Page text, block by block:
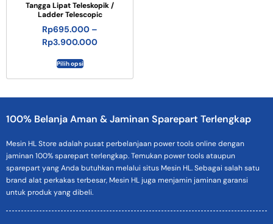
Tangga Lipat Teleskopik /
Ladder Telescopic
Rp695.000 –
Rp3.900.000
Pilih opsi
100% Belanja Aman & Jaminan Sparepart Terlengkap
Mesin HL Store adalah pusat perbelanjaan power tools online dengan
jaminan 100% sparepart terlengkap. Temukan power tools ataupun
sparepart yang Anda butuhkan melalui situs Mesin HL. Sebagai salah satu
brand alat perkakas terbesar, Mesin HL juga menjamin jaminan garansi
untuk produk yang dibeli.